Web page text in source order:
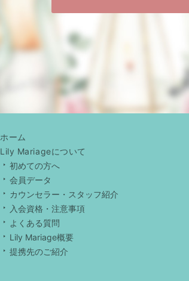
ホーム
Lily Mariageについて
初めての方へ
会員データ
カウンセラー・スタッフ紹介
入会資格・注意事項
よくある質問
Lily Mariage概要
提携先のご紹介